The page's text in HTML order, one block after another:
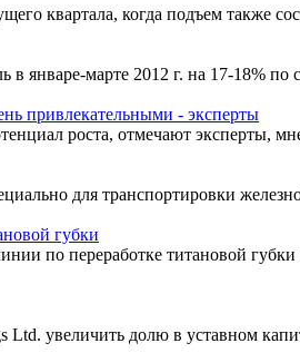
квартала, когда подъем также
январе-марте 2012 г. на 17-18%
привлекательными - эксперты
роста, отмечают эксперты,
для транспортировки
губки
по переработке титановой
увеличить долю в уставном